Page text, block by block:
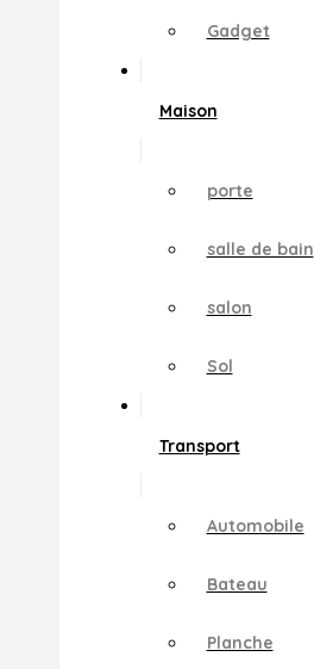
Gadget
Maison
porte
salle de bain
salon
Sol
Transport
Automobile
Bateau
Planche